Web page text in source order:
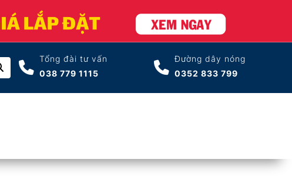
Tổng đài tư vấn
038 779 1115
Đường dây nóng
0352 833 799